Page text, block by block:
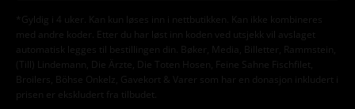
*Gyldig i 4 uker. Kan kun løses inn i nettbutikken. Kan ikke kombineres
med andre koder. Etter du har løst inn koden ved utsjekk vil avslaget
automatisk legges til bestillingen din. Bøker, Media, Billetter, Rammstein,
(Till) Lindemann, Die Ärzte, Die Toten Hosen, Feine Sahne Fischfilet,
Broilers, Böhse Onkelz, Gavekort & Varer som har en donasjon inkludert i
prisen er ekskludert fra tilbudet.